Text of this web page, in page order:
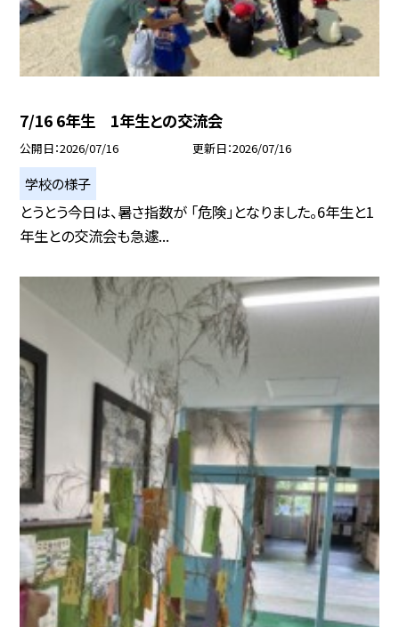
7/16 6年生 1年生との交流会
公開日 2026/07/16 更新日 2026/07/16
学校の様子
とうとう今日は、暑さ指数が 「危険」となりました。6年生と1
年生との交流会も急遽...